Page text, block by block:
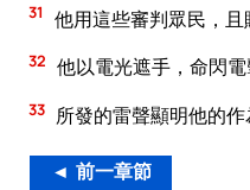
31 他用這些審判眾民，且
32 他以電光遮手，命閃電
33 所發的雷聲顯明他的作
◄ 前一章節